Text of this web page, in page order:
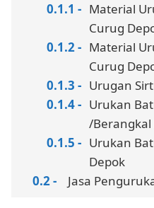
Material
Curug
Material
Curug
Urugan
Urukan
/Berangkal
Urukan
Depok
Jasa